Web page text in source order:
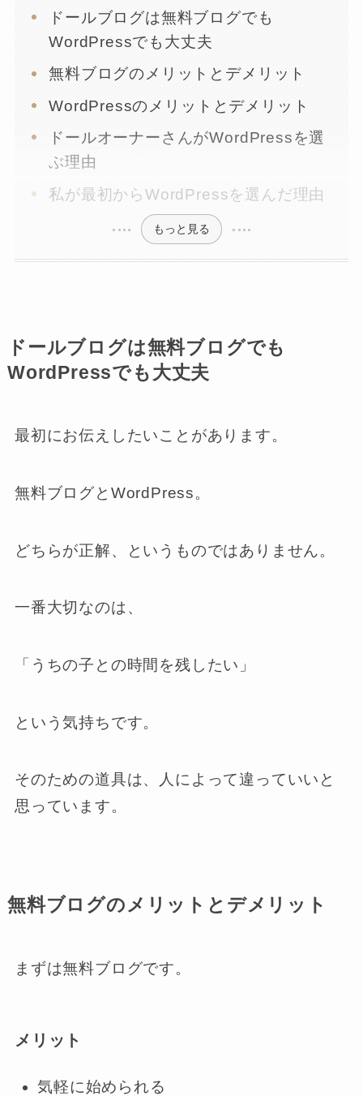
ドールブログは無料ブログでも
WordPressでも大丈夫
無料ブログのメリットとデメリット
WordPressのメリットとデメリット
ドールオーナーさんがWordPressを選
ぶ理由
私が最初からWordPressを選んだ理由
もっと見る
ドールブログは無料ブログでも
WordPressでも大丈夫
最初にお伝えしたいことがあります。
無料ブログとWordPress。
どちらが正解、というものではありません。
一番大切なのは、
「うちの子との時間を残したい」
という気持ちです。
そのための道具は、人によって違っていいと
思っています。
無料ブログのメリットとデメリット
まずは無料ブログです。
メリット
気軽に始められる